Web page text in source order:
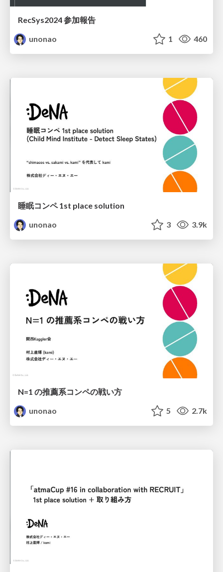
RecSys2024 参加報告
unonao
1 460
睡眠コンペ 1st place solution
unonao
3 3.9k
N=1 の推薦系コンペの戦い方
unonao
5 2.7k